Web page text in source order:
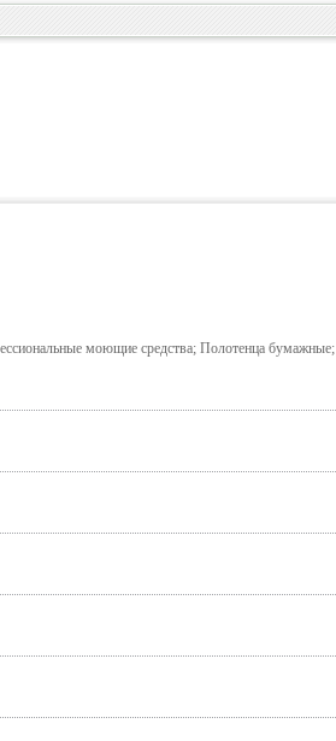
моющие средства; Полотенца бумажные;